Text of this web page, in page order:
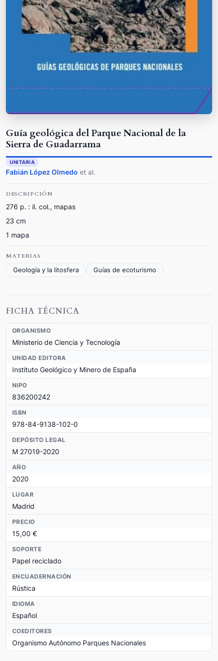
Guía geológica del Parque Nacional de la
Sierra de Guadarrama
UNITARIA
Fabián López Olmedo et al.
DESCRIPCIÓN
276 p. : il. col., mapas
23 cm
1 mapa
MATERIAS
Geología y la litosfera
Guías de ecoturismo
FICHA TÉCNICA
ORGANISMO
Ministerio de Ciencia y Tecnología
UNIDAD EDITORA
Instituto Geológico y Minero de España
NIPO
836200242
ISBN
978-84-9138-102-0
DEPÓSITO LEGAL
M 27019-2020
AÑO
2020
LUGAR
Madrid
PRECIO
15,00 €
SOPORTE
Papel reciclado
ENCUADERNACIÓN
Rústica
IDIOMA
Español
COEDITORES
Organismo Autónomo Parques Nacionales